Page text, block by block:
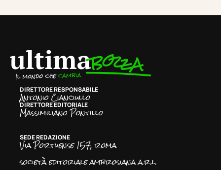
DIRETTORE RESPONSABILE
Antonio Cianciullo
DIRETTORE EDITORIALE
Massimiliano Pontillo
SEDE REDAZIONE
Via Portuense 157, roma
società editoriale ambrosiana a.r.l.